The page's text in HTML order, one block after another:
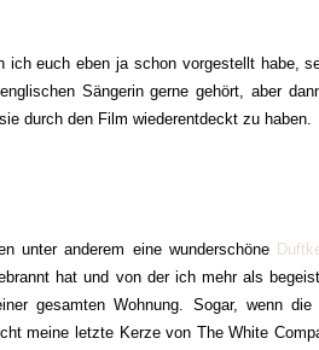
ich euch eben ja schon vorgestellt habe,
Sängerin gerne gehört, aber
durch den Film wiederentdeckt zu haben.
unter anderem eine wunderschöne
hat und von der ich mehr als
gesamten Wohnung. Sogar, wenn
meine letzte Kerze von The White